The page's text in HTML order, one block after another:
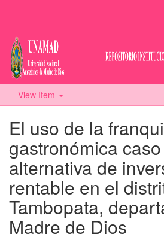
View Item
El uso de la
gastronómica
alternativa de
rentable en el
Tambopata,
Madre de Dios